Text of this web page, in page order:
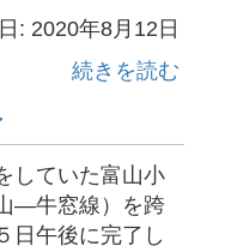
: 2020年8月12日
続きを読む
していた富山小
―牛窓線）を跨
日午後に完了し